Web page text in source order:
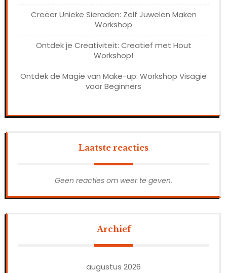
Creëer Unieke Sieraden: Zelf Juwelen Maken
Workshop
Ontdek je Creativiteit: Creatief met Hout
Workshop!
Ontdek de Magie van Make-up: Workshop Visagie
voor Beginners
Laatste reacties
Geen reacties om weer te geven.
Archief
augustus 2026